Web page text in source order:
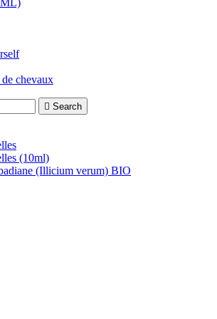
de chevaux
 Search
(10ml)
(Illicium verum) BIO